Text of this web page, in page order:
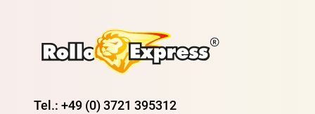
Tel.: +49 (0) 3721 395312